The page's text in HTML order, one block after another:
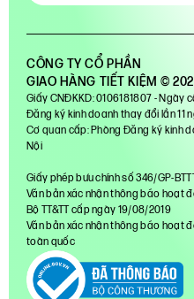
CÔNG TY CỔ PHẦN
GIAO HÀNG TIẾT KIỆM ©
Giấy CNĐKKD: 0106181807 - Ngày
Đăng ký kinh doanh thay đổi lần 11
Cơ quan cấp: Phòng Đăng ký kinh
Nội
Giấy phép bưu chính số 346/GP-
Văn bản xác nhận thông báo hoạt
Bộ TT&TT cấp ngày 19/08/2019
Văn bản xác nhận thông báo hoạt
toàn quốc